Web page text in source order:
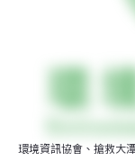
環境資訊協會、搶救大